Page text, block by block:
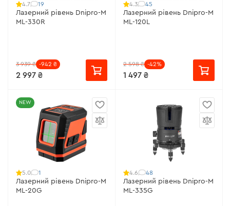
4.7 19
Лазерний рівень Dnipro-M
ML-330R
3 939 ₴ -942 ₴
2 997 ₴
4.3 45
Лазерний рівень Dnipro-M
ML-120L
2 598 ₴ -42%
1 497 ₴
NEW
5.0 1
Лазерний рівень Dnipro-M
ML-20G
4.6 48
Лазерний рівень Dnipro-M
ML-335G